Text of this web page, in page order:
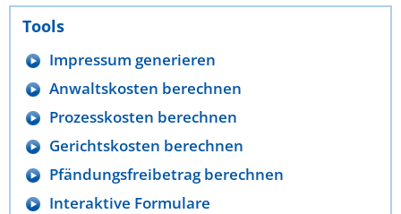
Tools
Impressum generieren
Anwaltskosten berechnen
Prozesskosten berechnen
Gerichtskosten berechnen
Pfändungsfreibetrag berechnen
Interaktive Formulare